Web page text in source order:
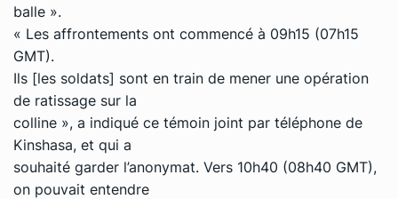
balle ».
« Les affrontements ont commencé à 09h15 (07h15
GMT).
Ils [les soldats] sont en train de mener une opération
de ratissage sur la
colline », a indiqué ce témoin joint par téléphone de
Kinshasa, et qui a
souhaité garder l’anonymat. Vers 10h40 (08h40 GMT),
on pouvait entendre